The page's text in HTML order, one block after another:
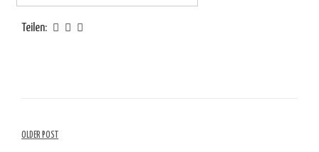
Teilen:
Artikelübersicht
OLDER POST